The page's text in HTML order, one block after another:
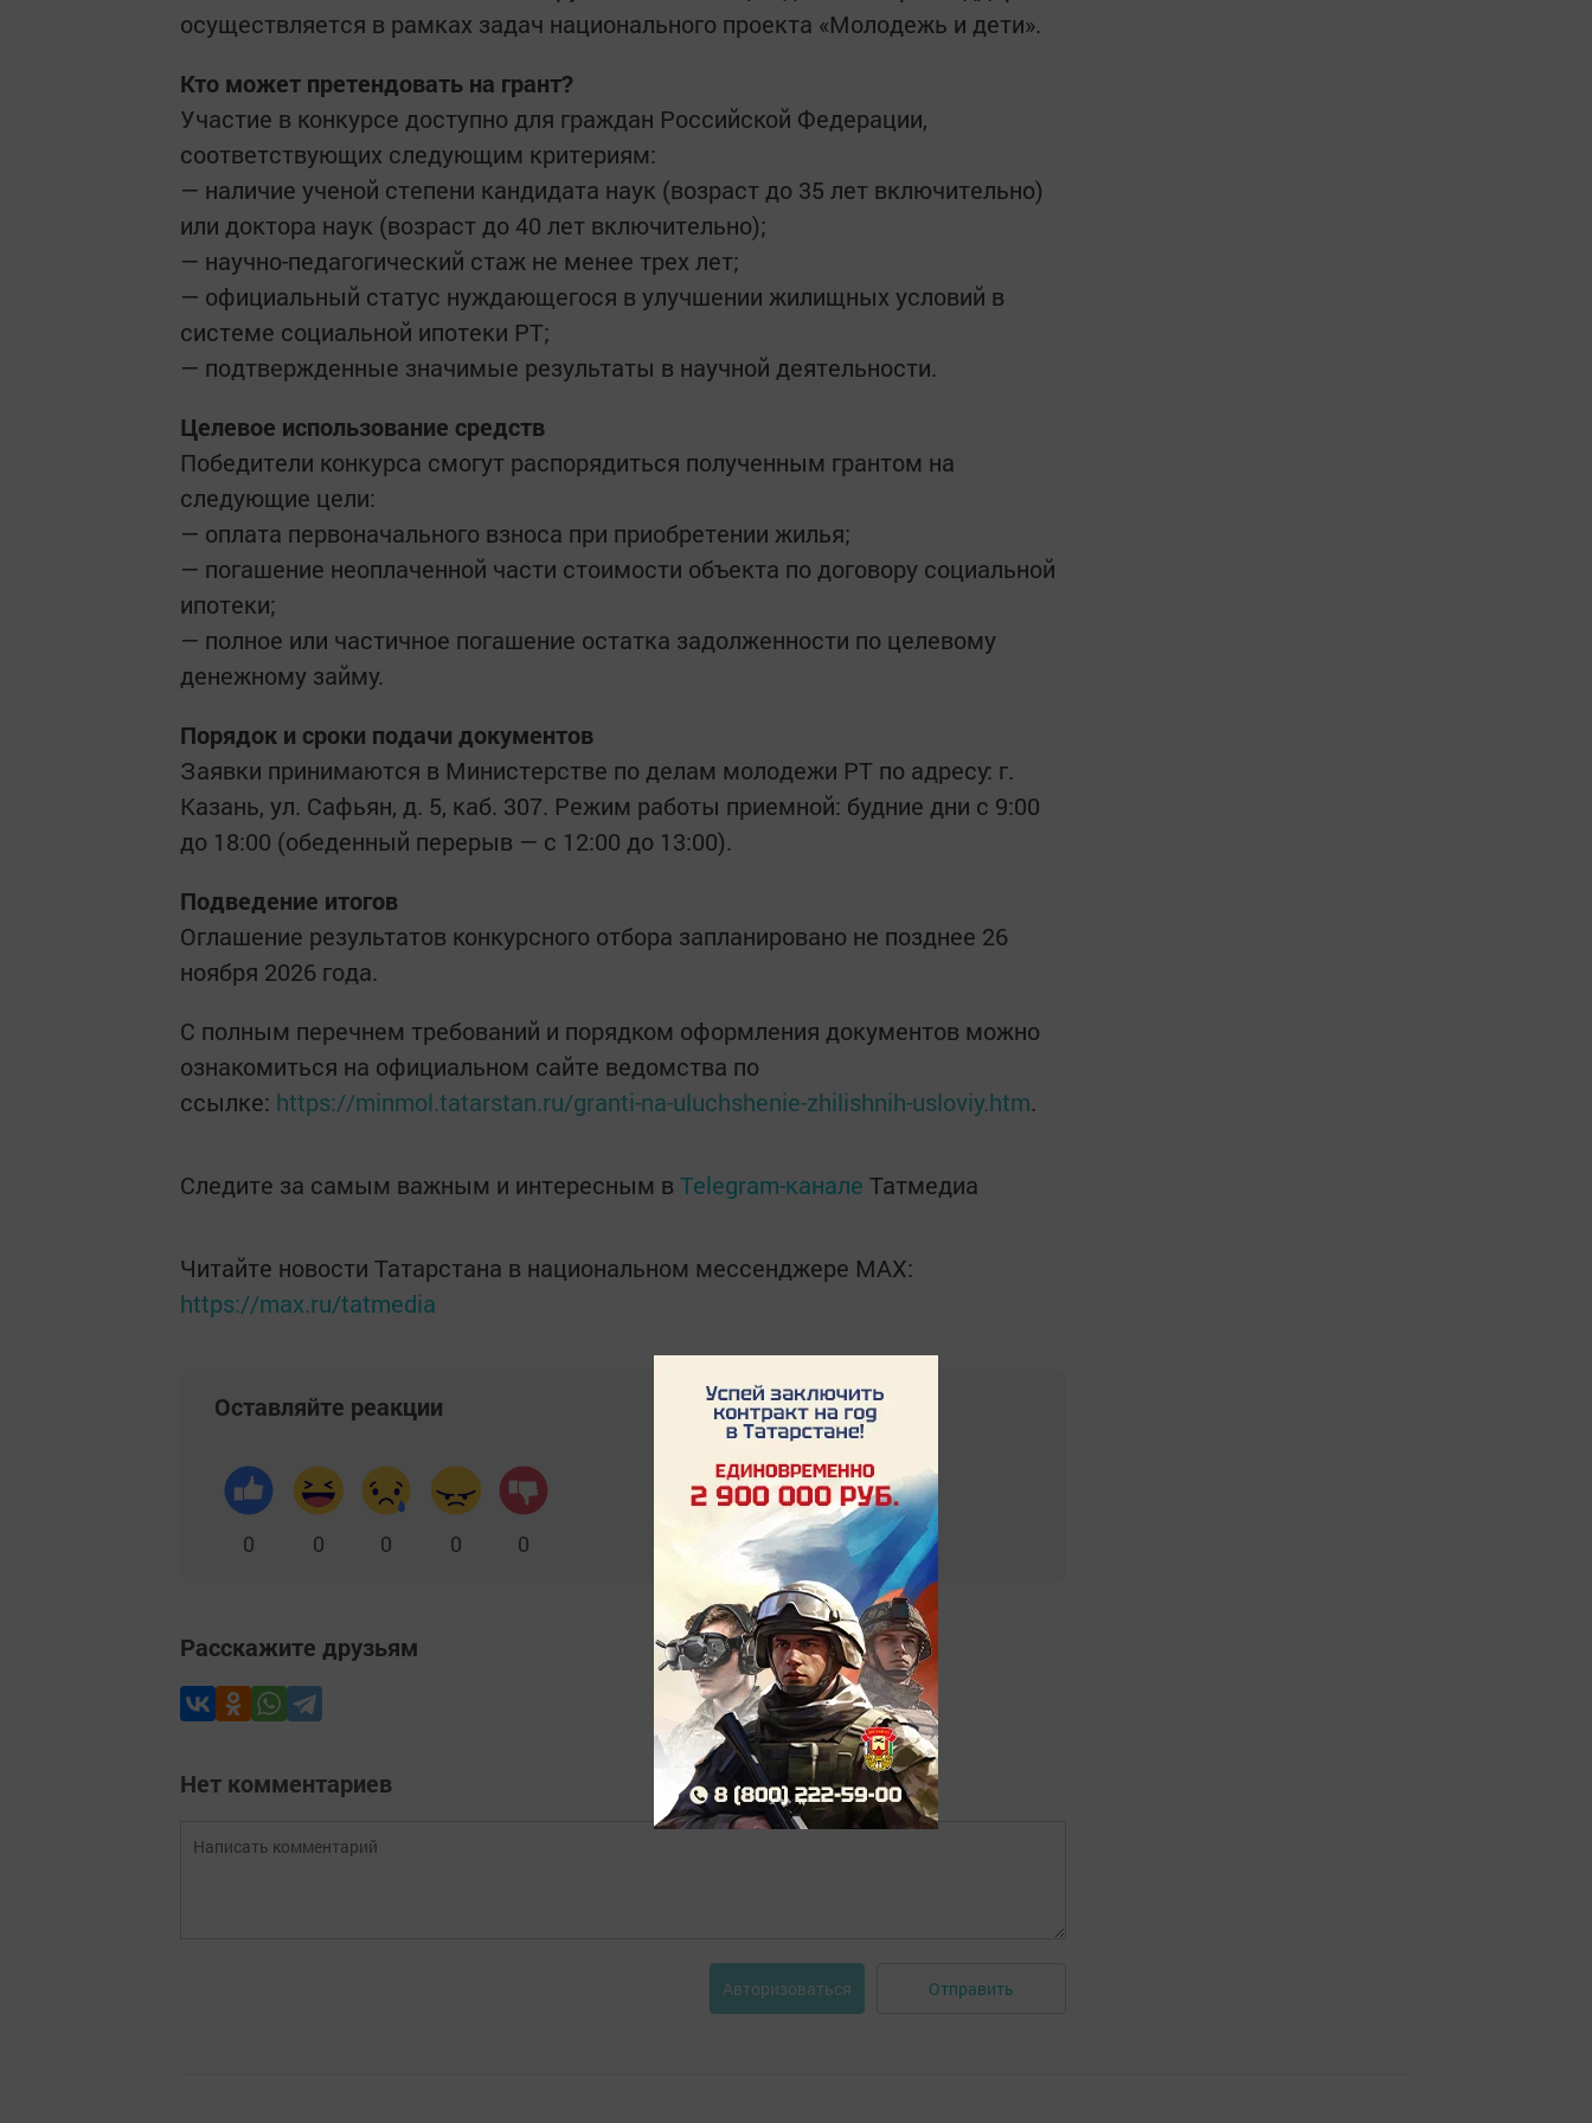
осуществляется в рамках задач национального проекта «Молодежь и дети».
Кто может претендовать на грант?
Участие в конкурсе доступно для граждан Российской Федерации,
соответствующих следующим критериям:
— наличие ученой степени кандидата наук (возраст до 35 лет включительно)
или доктора наук (возраст до 40 лет включительно);
— научно-педагогический стаж не менее трех лет;
— официальный статус нуждающегося в улучшении жилищных условий в
системе социальной ипотеки РТ;
— подтвержденные значимые результаты в научной деятельности.
Целевое использование средств
Победители конкурса смогут распорядиться полученным грантом на
следующие цели:
— оплата первоначального взноса при приобретении жилья;
— погашение неоплаченной части стоимости объекта по договору социальной
ипотеки;
— полное или частичное погашение остатка задолженности по целевому
денежному займу.
Порядок и сроки подачи документов
Заявки принимаются в Министерстве по делам молодежи РТ по адресу: г.
Казань, ул. Сафьян, д. 5, каб. 307. Режим работы приемной: будние дни с 9:00
до 18:00 (обеденный перерыв — с 12:00 до 13:00).
Подведение итогов
Оглашение результатов конкурсного отбора запланировано не позднее 26
ноября 2026 года.
С полным перечнем требований и порядком оформления документов можно
ознакомиться на официальном сайте ведомства по
ссылке: https://minmol.tatarstan.ru/granti-na-uluchshenie-zhilishnih-usloviy.htm.
Следите за самым важным и интересным в Telegram-канале Татмедиа
Читайте новости Татарстана в национальном мессенджере MАХ:
https://max.ru/tatmedia
Оставляйте реакции
0 0 0 0 0
Расскажите друзьям
Нет комментариев
Авторизоваться Отправить